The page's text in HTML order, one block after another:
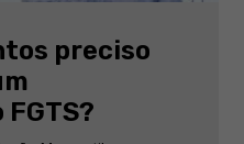
preciso